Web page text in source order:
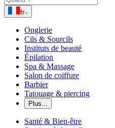
fr
Onglerie
Cils & Sourcils
Instituts de beauté
Épilation
Spa & Massage
Salon de coiffure
Barbier
Tatouage & piercing
Plus...
Santé & Bien-être